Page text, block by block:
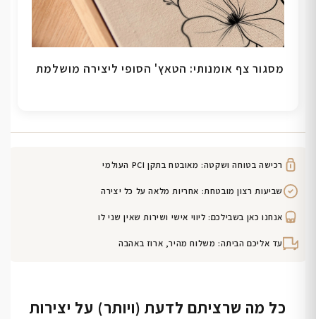
מסגור צף אומנותי: הטאץ' הסופי ליצירה מושלמת
רכישה בטוחה ושקטה: מאובטח בתקן PCI העולמי
שביעות רצון מובטחת: אחריות מלאה על כל יצירה
אנחנו כאן בשבילכם: ליווי אישי ושירות שאין שני לו
עד אליכם הביתה: משלוח מהיר, ארוז באהבה
כל מה שרציתם לדעת (ויותר) על יצירות